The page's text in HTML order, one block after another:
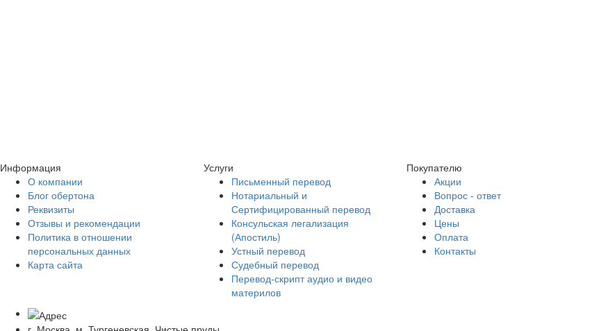
Информация
О компании
Блог обертона
Реквизиты
Отзывы и рекомендации
Политика в отношении
персональных данных
Карта сайта
Услуги
Письменный перевод
Нотариальный и
Сертифицированный перевод
Консульская легализация
(Апостиль)
Устный перевод
Судебный перевод
Перевод-скрипт аудио и видео
материлов
Покупателю
Акции
Вопрос - ответ
Доставка
Цены
Оплата
Контакты